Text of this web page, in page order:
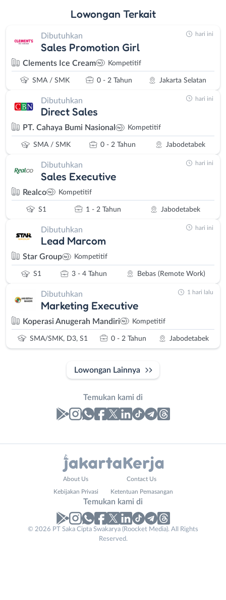
Lowongan Terkait
Dibutuhkan
Sales Promotion Girl
Clements Ice Cream Kompetitif
SMA / SMK 0 - 2 Tahun Jakarta Selatan
hari ini
Dibutuhkan
Direct Sales
PT. Cahaya Bumi Nasional Kompetitif
SMA / SMK 0 - 2 Tahun Jabodetabek
hari ini
Dibutuhkan
Sales Executive
Realco Kompetitif
S1 1 - 2 Tahun Jabodetabek
hari ini
Dibutuhkan
Lead Marcom
Star Group Kompetitif
S1 3 - 4 Tahun Bebas (Remote Work)
hari ini
Dibutuhkan
Marketing Executive
Koperasi Anugerah Mandiri Kompetitif
SMA/SMK, D3, S1 0 - 2 Tahun Jabodetabek
1 hari lalu
Lowongan Lainnya
Temukan kami di
No. Telp /
About Us Contact Us
Kebijakan Privasi Ketentuan Pemasangan
Temukan kami di
© 2026 PT Saka Cipta Swakarya (Roocket Media). All Rights
Reserved.